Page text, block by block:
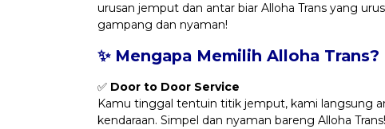
urusan jemput dan antar biar Alloha Trans yang
gampang dan nyaman!
✨ Mengapa Memilih Alloha Trans?
✅ Door to Door Service
Kamu tinggal tentuin titik jemput, kami langsung
kendaraan. Simpel dan nyaman bareng Alloha Trans!